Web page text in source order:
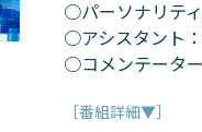
○パーソナリテ
○アシスタント
○コメンテータ
［番組詳細▼］